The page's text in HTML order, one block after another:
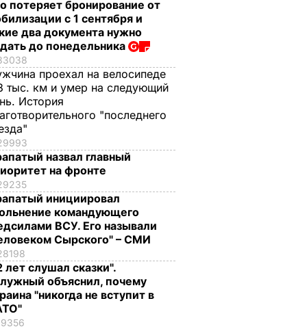
потеряет бронирование от
с 1 сентября и
два документа нужно
до понедельника
проехал на велосипеде
тыс. км и умер на следующий
История
"последнего
назвал главный
на фронте
инициировал
командующего
ВСУ. Его называли
Сырского" – СМИ
лет слушал сказки".
объяснил, почему
"никогда не вступит в